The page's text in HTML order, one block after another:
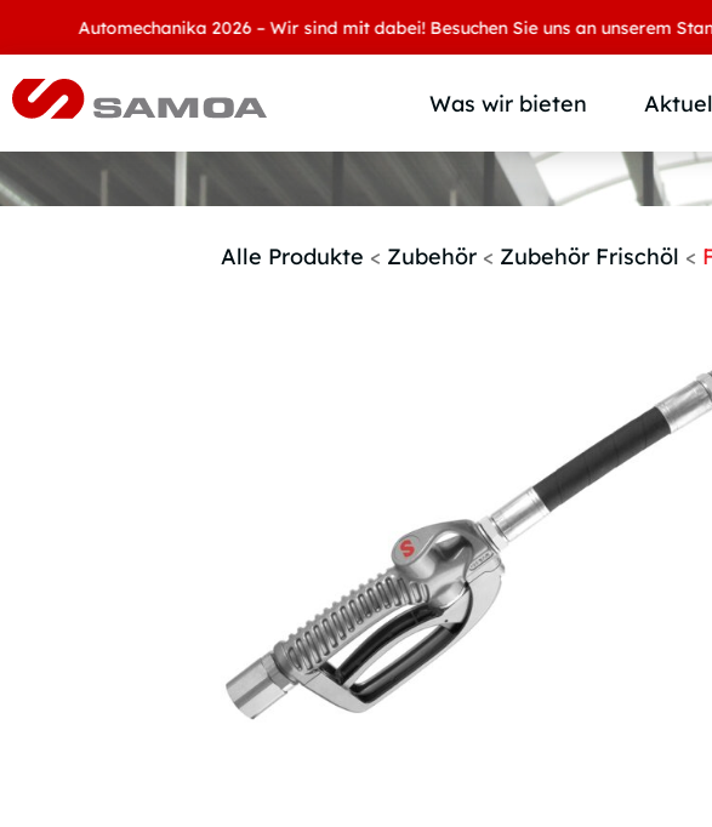
Automechanika 2026 – Wir sind mit dabei! Besuchen Sie uns an unserem
Was wir bieten
Alle Produkte < Zubehör < Zubehör Frischöl <